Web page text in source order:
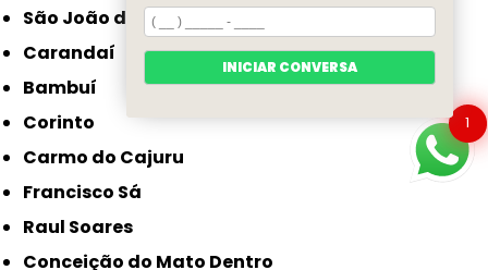
São João do Paraíso
Carandaí
Bambuí
Corinto
Carmo do Cajuru
Francisco Sá
Raul Soares
Conceição do Mato Dentro
1
INICIAR CONVERSA